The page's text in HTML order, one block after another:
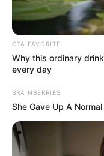
CTA FAVORITE
Why this ordinary
every day
BRAINBERRIES
She Gave Up A